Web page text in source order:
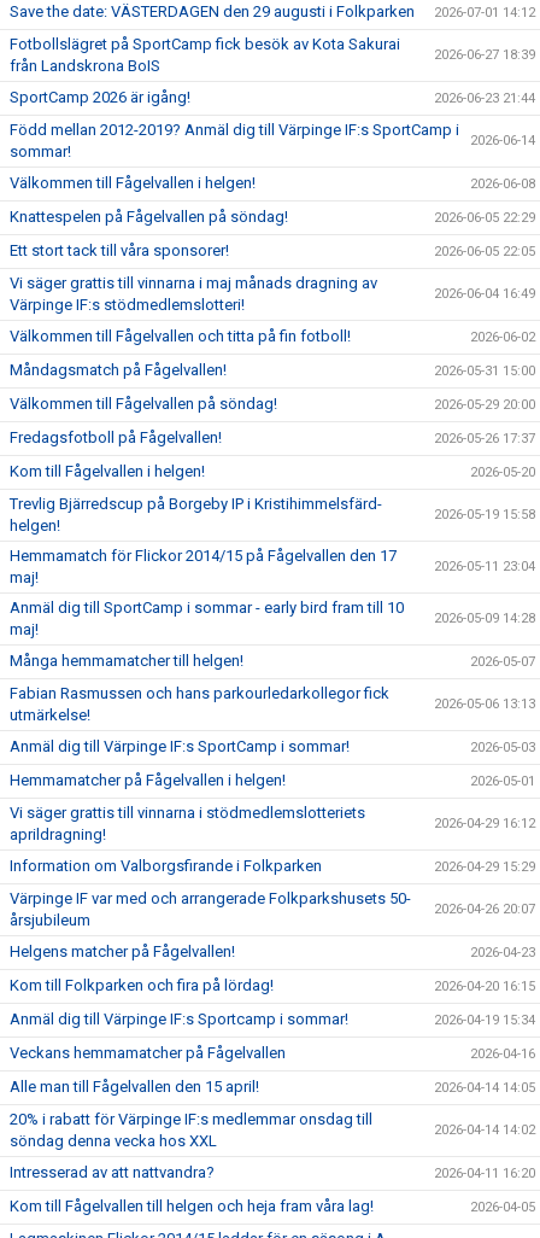
Save the date: VÄSTERDAGEN den 29 augusti i Folkparken 2026-07-01 14:12
Fotbollslägret på SportCamp fick besök av Kota Sakurai
från Landskrona BoIS
2026-06-27 18:39
SportCamp 2026 är igång! 2026-06-23 21:44
Född mellan 2012-2019? Anmäl dig till Värpinge IF:s SportCamp i
sommar!
2026-06-14
Välkommen till Fågelvallen i helgen! 2026-06-08
Knattespelen på Fågelvallen på söndag! 2026-06-05 22:29
Ett stort tack till våra sponsorer! 2026-06-05 22:05
Vi säger grattis till vinnarna i maj månads dragning av
Värpinge IF:s stödmedlemslotteri!
2026-06-04 16:49
Välkommen till Fågelvallen och titta på fin fotboll! 2026-06-02
Måndagsmatch på Fågelvallen! 2026-05-31 15:00
Välkommen till Fågelvallen på söndag! 2026-05-29 20:00
Fredagsfotboll på Fågelvallen! 2026-05-26 17:37
Kom till Fågelvallen i helgen! 2026-05-20
Trevlig Bjärredscup på Borgeby IP i Kristihimmelsfärd-
helgen!
2026-05-19 15:58
Hemmamatch för Flickor 2014/15 på Fågelvallen den 17
maj!
2026-05-11 23:04
Anmäl dig till SportCamp i sommar - early bird fram till 10
maj!
2026-05-09 14:28
Många hemmamatcher till helgen! 2026-05-07
Fabian Rasmussen och hans parkourledarkollegor fick
utmärkelse!
2026-05-06 13:13
Anmäl dig till Värpinge IF:s SportCamp i sommar! 2026-05-03
Hemmamatcher på Fågelvallen i helgen! 2026-05-01
Vi säger grattis till vinnarna i stödmedlemslotteriets
aprildragning!
2026-04-29 16:12
Information om Valborgsfirande i Folkparken 2026-04-29 15:29
Värpinge IF var med och arrangerade Folkparkshusets 50-
årsjubileum
2026-04-26 20:07
Helgens matcher på Fågelvallen! 2026-04-23
Kom till Folkparken och fira på lördag! 2026-04-20 16:15
Anmäl dig till Värpinge IF:s Sportcamp i sommar! 2026-04-19 15:34
Veckans hemmamatcher på Fågelvallen 2026-04-16
Alle man till Fågelvallen den 15 april! 2026-04-14 14:05
20% i rabatt för Värpinge IF:s medlemmar onsdag till
söndag denna vecka hos XXL
2026-04-14 14:02
Intresserad av att nattvandra? 2026-04-11 16:20
Kom till Fågelvallen till helgen och heja fram våra lag! 2026-04-05